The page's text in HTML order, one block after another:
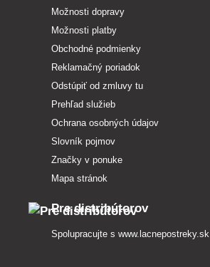
Možnosti dopravy
Možnosti platby
Obchodné podmienky
Reklamačný poriadok
Odstúpiť od zmluvy tu
Prehľad služieb
Ochrana osobných údajov
Slovník pojmov
Značky v ponuke
Mapa stránok
Pre distribútorov
Spolupracujte s www.lacnepostreky.sk